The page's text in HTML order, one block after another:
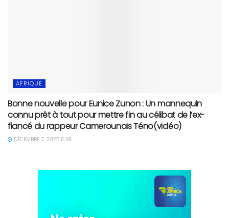
AFRIQUE
Bonne nouvelle pour Eunice Zunon : Un mannequin
connu prêt à tout pour mettre fin au célibat de l’ex-
fiancé du rappeur Camerounais Téno(vidéo)
DÉCEMBRE 3, 2022 11:49